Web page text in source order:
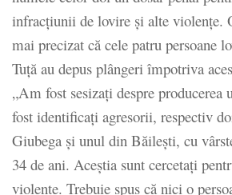
infracţiunii de lovire şi alte violenţe.
mai precizat că cele patru persoane
Tuţă au depus plângeri împotriva
„Am fost sesizaţi despre producerea
fost identificaţi agresorii, respectiv
Giubega şi unul din Băileşti, cu
34 de ani. Aceştia sunt cercetaţi
violenţe. Trebuie spus că nici o